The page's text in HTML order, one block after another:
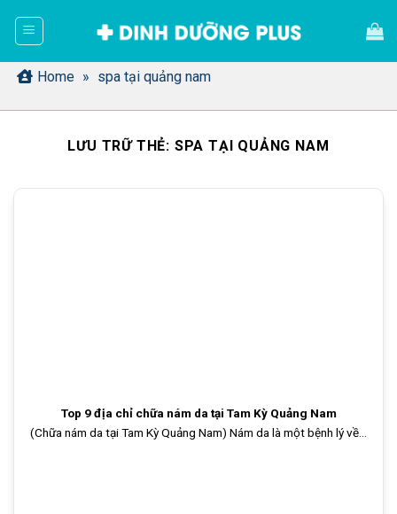
dung Home » spa tại quảng nam
LƯU TRỮ THẺ: SPA TẠI QUẢNG NAM
Top 9 địa chỉ chữa nám da tại Tam Kỳ Quảng Nam
(Chữa nám da tại Tam Kỳ Quảng Nam) Nám da là một bệnh lý về...